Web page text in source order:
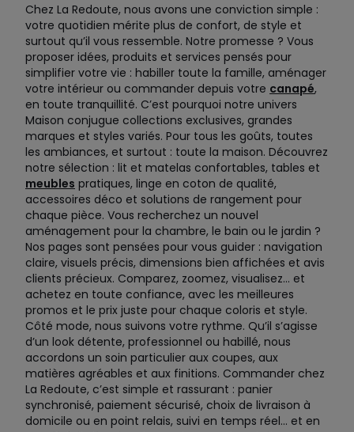
Chez La Redoute, nous avons une conviction simple :
votre quotidien mérite plus de confort, de style et
surtout qu’il vous ressemble. Notre promesse ? Vous
proposer idées, produits et services pensés pour
simplifier votre vie : habiller toute la famille, aménager
votre intérieur ou commander depuis votre canapé,
en toute tranquillité. C’est pourquoi notre univers
Maison conjugue collections exclusives, grandes
marques et styles variés. Pour tous les goûts, toutes
les ambiances, et surtout : toute la maison. Découvrez
notre sélection : lit et matelas confortables, tables et
meubles pratiques, linge en coton de qualité,
accessoires déco et solutions de rangement pour
chaque pièce. Vous recherchez un nouvel
aménagement pour la chambre, le bain ou le jardin ?
Nos pages sont pensées pour vous guider : navigation
claire, visuels précis, dimensions bien affichées et avis
clients précieux. Comparez, zoomez, visualisez… et
achetez en toute confiance, avec les meilleures
promos et le prix juste pour chaque coloris et style.
Côté mode, nous suivons votre rythme. Qu’il s’agisse
d’un look détente, professionnel ou habillé, nous
accordons un soin particulier aux coupes, aux
matières agréables et aux finitions. Commander chez
La Redoute, c’est simple et rassurant : panier
synchronisé, paiement sécurisé, choix de livraison à
domicile ou en point relais, suivi en temps réel… et en